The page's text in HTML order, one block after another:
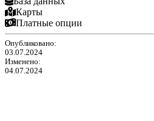
Карты
Платные опции
Опубликовано:
03.07.2024
Изменено:
04.07.2024